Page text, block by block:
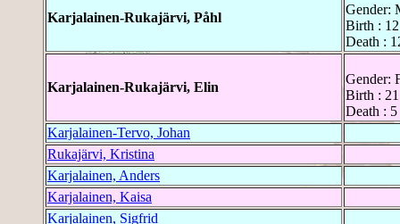
Karjalainen-Rukajärvi, Påhl
Gender:
Birth :
Death :
Karjalainen-Rukajärvi, Elin
Gender:
Birth :
Death :
Karjalainen-Tervo, Johan
Rukajärvi, Kristina
Karjalainen, Anders
Karjalainen, Kaisa
Karjalainen, Sigfrid